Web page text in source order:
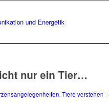
nur ein Tier…
, Tiere verstehen